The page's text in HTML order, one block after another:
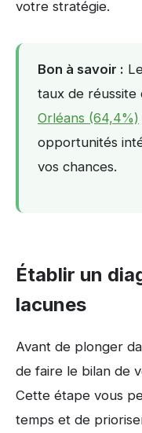
votre stratégie.
Bon à savoir :
taux de réussite
Orléans (64,4%)
opportunités
vos chances.
Établir un
lacunes
Avant de plonger
de faire le bilan de
Cette étape vous
temps et de